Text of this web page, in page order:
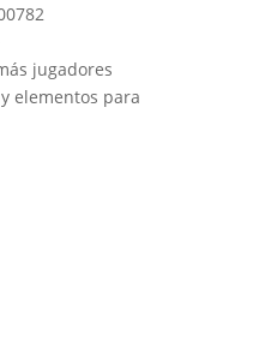
jugadores
elementos para